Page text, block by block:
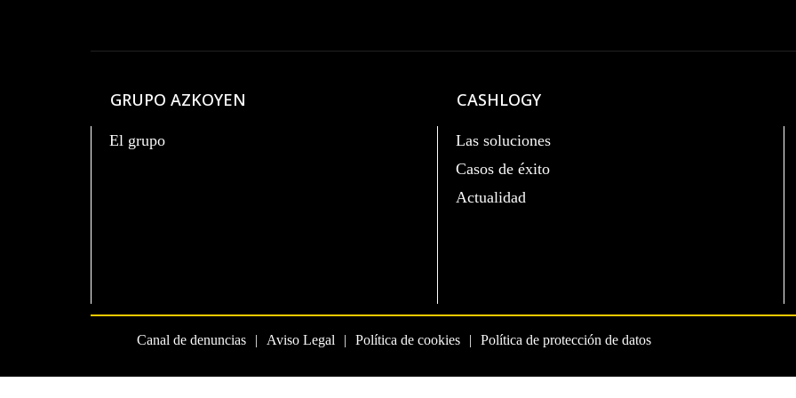
GRUPO AZKOYEN
El grupo
CASHLOGY
Las soluciones
Casos de éxito
Actualidad
Política de protección de datos
Política de cookies
Aviso Legal
Canal de denuncias